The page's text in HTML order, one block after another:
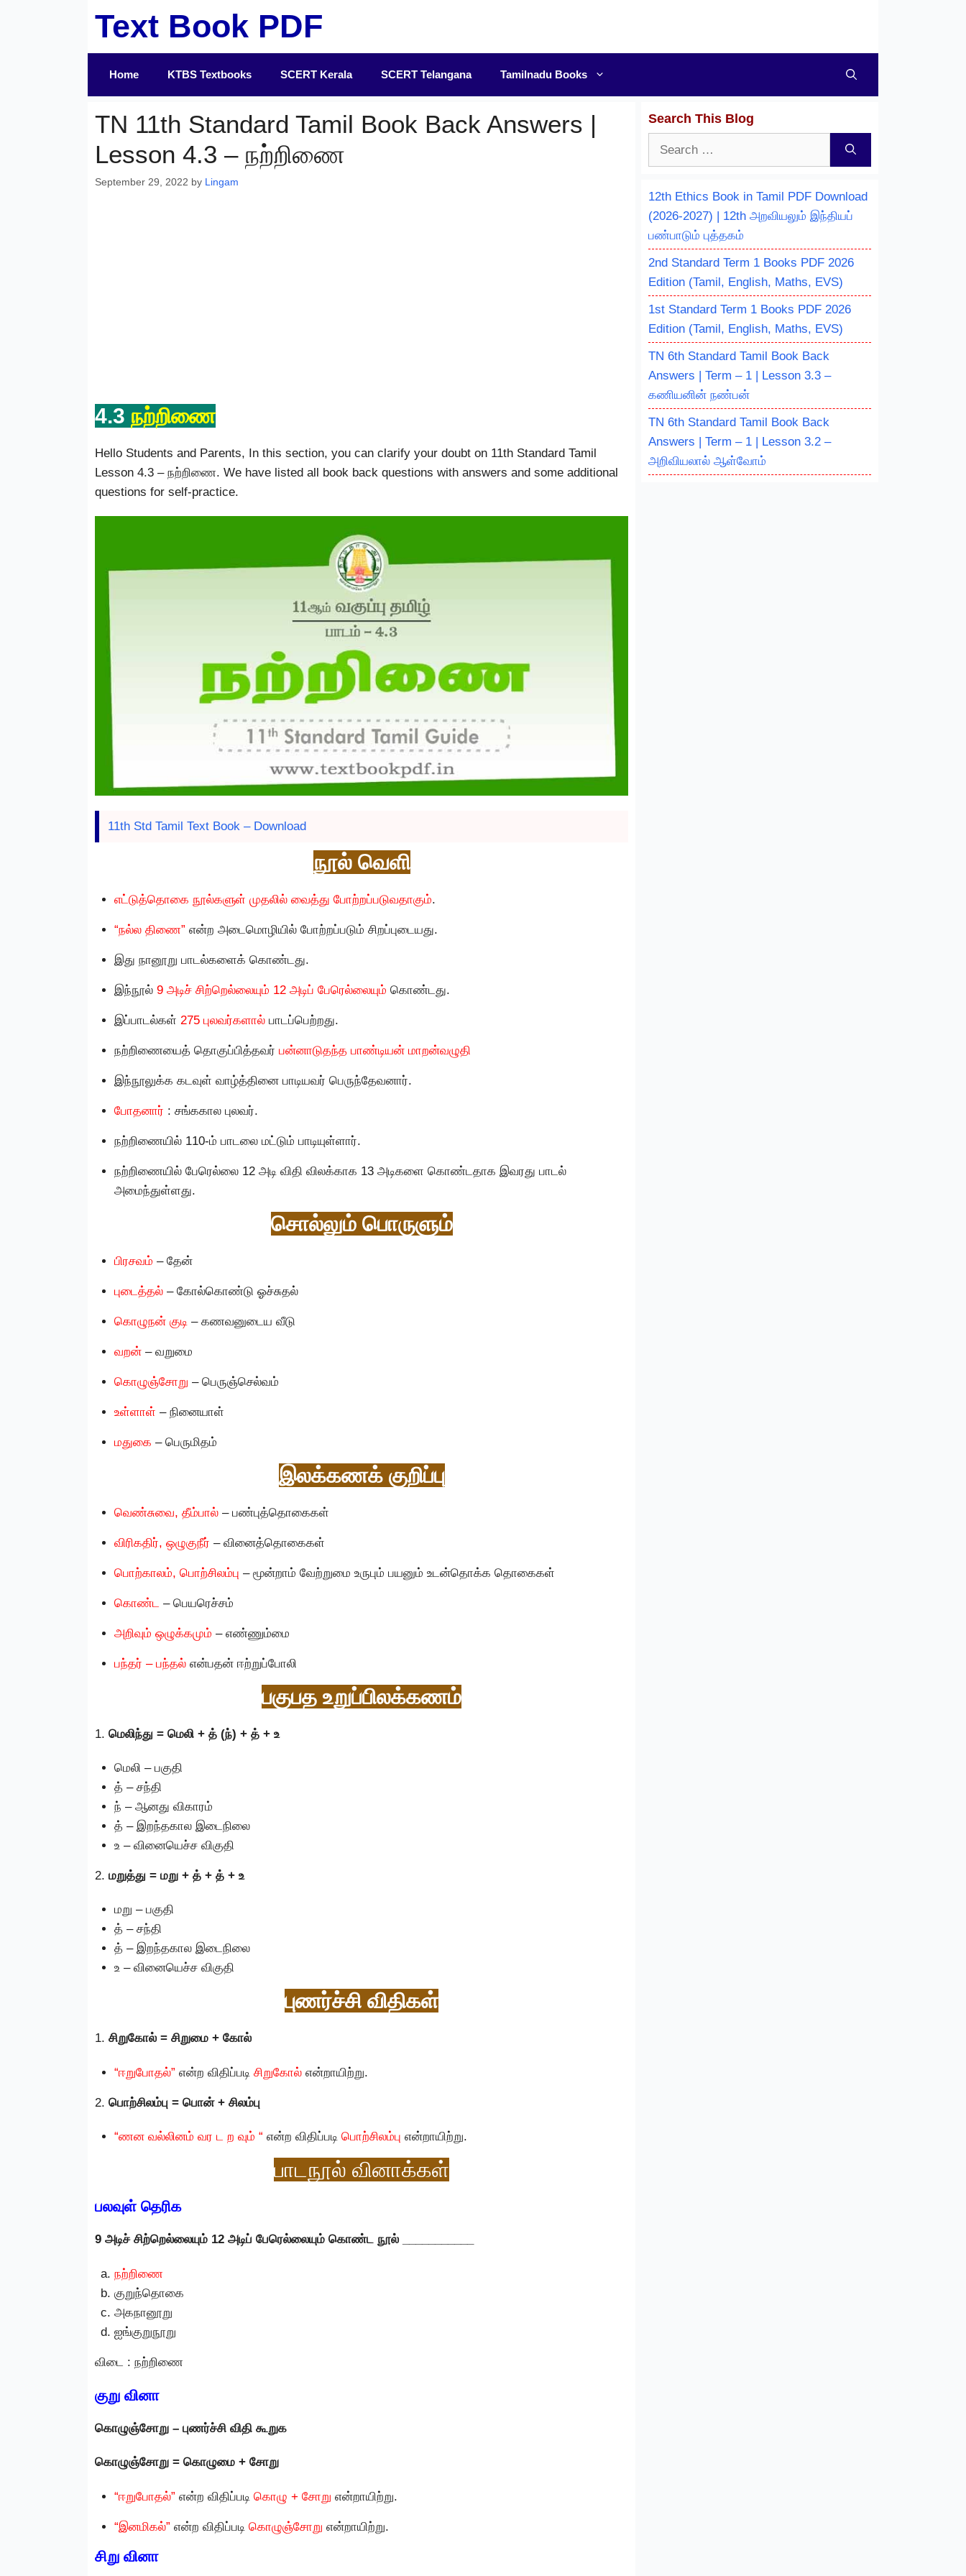
Text Book PDF
Home KTBS Textbooks SCERT Kerala SCERT Telangana Tamilnadu Books
TN 11th Standard Tamil Book Back Answers |
Lesson 4.3 – நற்றிணை
September 29, 2022 by Lingam
4.3 நற்றிணை
Hello Students and Parents, In this section, you can clarify your doubt on 11th Standard Tamil
Lesson 4.3 – நற்றிணை. We have listed all book back questions with answers and some additional
questions for self-practice.
11th Std Tamil Text Book – Download
நூல் வெளி
எட்டுத்தொகை நூல்களுள் முதலில் வைத்து போற்றப்படுவதாகும்.
“நல்ல திணை” என்ற அடைமொழியில் போற்றப்படும் சிறப்புடையது.
இது நானூறு பாடல்களைக் கொண்டது.
இந்நூல் 9 அடிச் சிற்றெல்லையும் 12 அடிப் பேரெல்லையும் கொண்டது.
இப்பாடல்கள் 275 புலவர்களால் பாடப்பெற்றது.
நற்றிணையைத் தொகுப்பித்தவர் பன்னாடுதந்த பாண்டியன் மாறன்வழுதி
இந்நூலுக்க கடவுள் வாழ்த்தினை பாடியவர் பெருந்தேவனார்.
போதனார் : சங்ககால புலவர்.
நற்றிணையில் 110-ம் பாடலை மட்டும் பாடியுள்ளார்.
நற்றிணையில் பேரெல்லை 12 அடி விதி விலக்காக 13 அடிகளை கொண்டதாக இவரது பாடல்
அமைந்துள்ளது.
சொல்லும் பொருளும்
பிரசவம் – தேன்
புடைத்தல் – கோல்கொண்டு ஓச்சுதல்
கொழுநன் குடி – கணவனுடைய வீடு
வறன் – வறுமை
கொழுஞ்சோறு – பெருஞ்செல்வம்
உள்ளாள் – நினையாள்
மதுகை – பெருமிதம்
இலக்கணக் குறிப்பு
வெண்சுவை, தீம்பால் – பண்புத்தொகைகள்
விரிகதிர், ஒழுகுநீர் – வினைத்தொகைகள்
பொற்காலம், பொற்சிலம்பு – மூன்றாம் வேற்றுமை உருபும் பயனும் உடன்தொக்க தொகைகள்
கொண்ட – பெயரெச்சம்
அறிவும் ஒழுக்கமும் – எண்ணும்மை
பந்தர் – பந்தல் என்பதன் ஈற்றுப்போலி
பகுபத உறுப்பிலக்கணம்
1. மெலிந்து = மெலி + த் (ந்) + த் + உ
மெலி – பகுதி
த் – சந்தி
ந் – ஆனது விகாரம்
த் – இறந்தகால இடைநிலை
உ – வினையெச்ச விகுதி
2. மறுத்து = மறு + த் + த் + உ
மறு – பகுதி
த் – சந்தி
த் – இறந்தகால இடைநிலை
உ – வினையெச்ச விகுதி
புணர்ச்சி விதிகள்
1. சிறுகோல் = சிறுமை + கோல்
“ஈறுபோதல்” என்ற விதிப்படி சிறுகோல் என்றாயிற்று.
2. பொற்சிலம்பு = பொன் + சிலம்பு
“ணன வல்லினம் வர ட ற வும் “ என்ற விதிப்படி பொற்சிலம்பு என்றாயிற்று.
பாடநூல் வினாக்கள்
பலவுள் தெரிக
9 அடிச் சிற்றெல்லையும் 12 அடிப் பேரெல்லையும் கொண்ட நூல் ___________
நற்றிணை
குறுந்தொகை
அகநானூறு
ஐங்குறுநூறு
விடை : நற்றிணை
குறு வினா
கொழுஞ்சோறு – புணர்ச்சி விதி கூறுக
கொழுஞ்சோறு = கொழுமை + சோறு
“ஈறுபோதல்” என்ற விதிப்படி கொழு + சோறு என்றாயிற்று.
“இனமிகல்” என்ற விதிப்படி கொழுஞ்சோறு என்றாயிற்று.
சிறு வினா
Search This Blog
Search
12th Ethics Book in Tamil PDF Download
(2026-2027) | 12th அறவியலும் இந்தியப்
பண்பாடும் புத்தகம்
2nd Standard Term 1 Books PDF 2026
Edition (Tamil, English, Maths, EVS)
1st Standard Term 1 Books PDF 2026
Edition (Tamil, English, Maths, EVS)
TN 6th Standard Tamil Book Back
Answers | Term – 1 | Lesson 3.3 –
கணியனின் நண்பன்
TN 6th Standard Tamil Book Back
Answers | Term – 1 | Lesson 3.2 –
அறிவியலால் ஆள்வோம்